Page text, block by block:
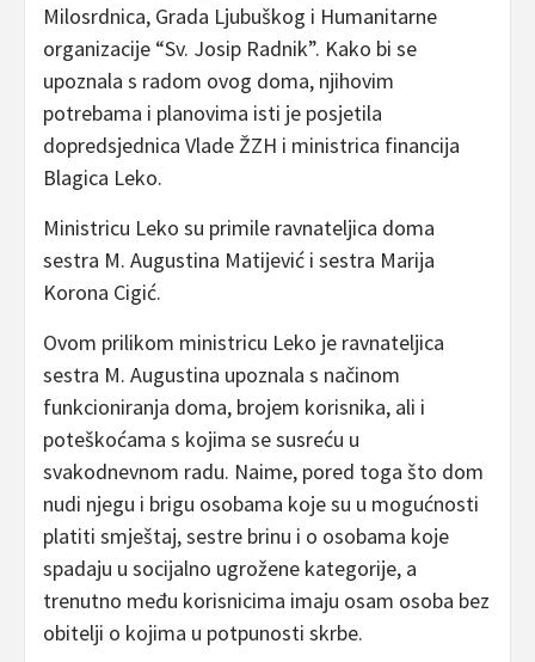
Milosrdnica, Grada Ljubuškog i Humanitarne
organizacije “Sv. Josip Radnik”. Kako bi se
upoznala s radom ovog doma, njihovim
potrebama i planovima isti je posjetila
dopredsjednica Vlade ŽZH i ministrica financija
Blagica Leko.
Ministricu Leko su primile ravnateljica doma
sestra M. Augustina Matijević i sestra Marija
Korona Cigić.
Ovom prilikom ministricu Leko je ravnateljica
sestra M. Augustina upoznala s načinom
funkcioniranja doma, brojem korisnika, ali i
poteškoćama s kojima se susreću u
svakodnevnom radu. Naime, pored toga što dom
nudi njegu i brigu osobama koje su u mogućnosti
platiti smještaj, sestre brinu i o osobama koje
spadaju u socijalno ugrožene kategorije, a
trenutno među korisnicima imaju osam osoba bez
obitelji o kojima u potpunosti skrbe.